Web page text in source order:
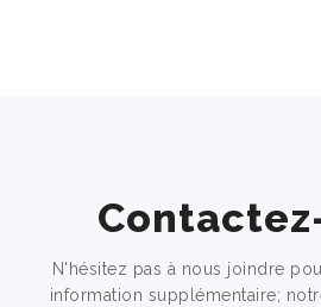
N'hésitez pas à nous joindre
information supplémentaire;